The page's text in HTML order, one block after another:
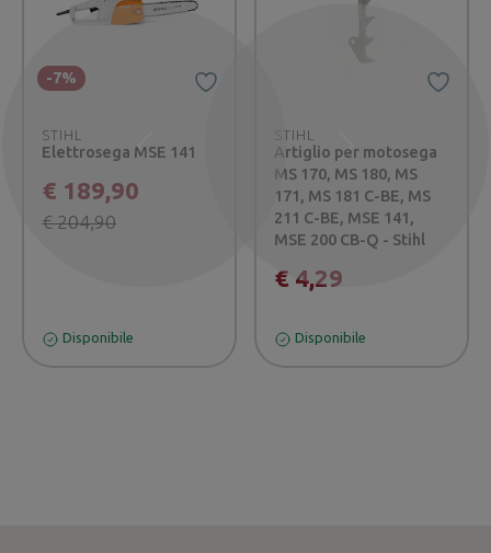
STIHL
Elettrosega MSE 141
€ 189,90
€ 204,90
-7%
Disponibile
STIHL
Artiglio per motosega
MS 170, MS 180, MS
171, MS 181 C-BE, MS
211 C-BE, MSE 141,
MSE 200 CB-Q - Stihl
€ 4,29
Disponibile
Precedente Successivo